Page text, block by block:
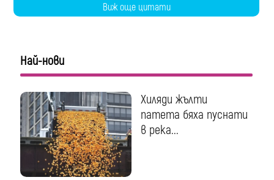
Виж още цитати
Най-нови
Хиляди жълти
патета бяха пуснати
в река...